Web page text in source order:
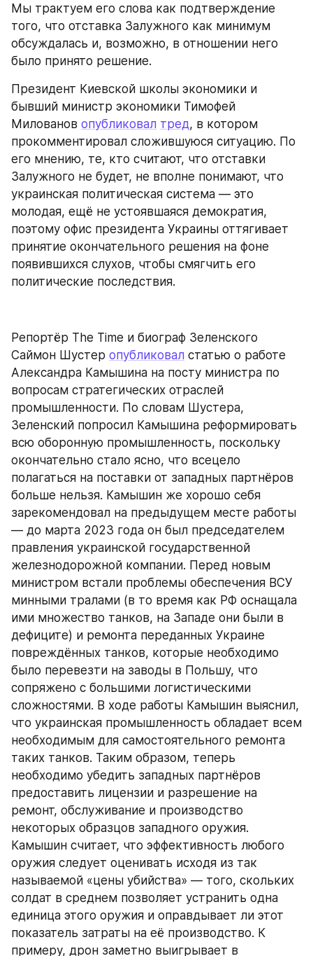
Мы трактуем его слова как подтверждение
того, что отставка Залужного как минимум
обсуждалась и, возможно, в отношении него
было принято решение.
Президент Киевской школы экономики и
бывший министр экономики Тимофей
Милованов опубликовал тред, в котором
прокомментировал сложившуюся ситуацию. По
его мнению, те, кто считают, что отставки
Залужного не будет, не вполне понимают, что
украинская политическая система — это
молодая, ещё не устоявшаяся демократия,
поэтому офис президента Украины оттягивает
принятие окончательного решения на фоне
появившихся слухов, чтобы смягчить его
политические последствия.
Репортёр The Time и биограф Зеленского
Саймон Шустер опубликовал статью о работе
Александра Камышина на посту министра по
вопросам стратегических отраслей
промышленности. По словам Шустера,
Зеленский попросил Камышина реформировать
всю оборонную промышленность, поскольку
окончательно стало ясно, что всецело
полагаться на поставки от западных партнёров
больше нельзя. Камышин же хорошо себя
зарекомендовал на предыдущем месте работы
— до марта 2023 года он был председателем
правления украинской государственной
железнодорожной компании. Перед новым
министром встали проблемы обеспечения ВСУ
минными тралами (в то время как РФ оснащала
ими множество танков, на Западе они были в
дефиците) и ремонта переданных Украине
повреждённых танков, которые необходимо
было перевезти на заводы в Польшу, что
сопряжено с большими логистическими
сложностями. В ходе работы Камышин выяснил,
что украинская промышленность обладает всем
необходимым для самостоятельного ремонта
таких танков. Таким образом, теперь
необходимо убедить западных партнёров
предоставить лицензии и разрешение на
ремонт, обслуживание и производство
некоторых образцов западного оружия.
Камышин считает, что эффективность любого
оружия следует оценивать исходя из так
называемой «цены убийства» — того, скольких
солдат в среднем позволяет устранить одна
единица этого оружия и оправдывает ли этот
показатель затраты на её производство. К
примеру, дрон заметно выигрывает в